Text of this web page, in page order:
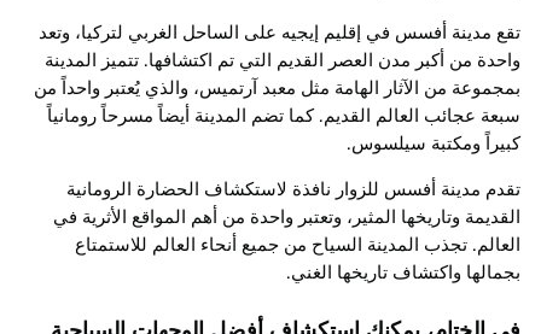
تقع مدينة أفسس في إقليم إيجيه على الساحل الغربي لتركيا، وتعد
واحدة من أكبر مدن العصر القديم التي تم اكتشافها. تتميز المدينة
بمجموعة من الآثار الهامة مثل معبد آرتميس، والذي يُعتبر واحداً من
سبعة عجائب العالم القديم. كما تضم المدينة أيضاً مسرحاً رومانياً
كبيراً ومكتبة سيلسوس.
تقدم مدينة أفسس للزوار نافذة لاستكشاف الحضارة الرومانية
القديمة وتاريخها المثير، وتعتبر واحدة من أهم المواقع الأثرية في
العالم. تجذب المدينة السياح من جميع أنحاء العالم للاستمتاع
بجمالها واكتشاف تاريخها الغني.